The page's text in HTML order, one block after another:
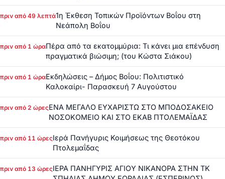
πριν από 49 λεπτά1η Έκθεση Τοπικών Προϊόντων Βοΐου στη
Νεάπολη Βοΐου
πριν από 1 ώραΠέρα από τα εκατομμύρια: Τι κάνει μια επένδυση
πραγματικά βιώσιμη; (του Κώστα Σιάκου)
πριν από 1 ώραΕκδηλώσεις – Δήμος Βοΐου: Πολιτιστικό
Καλοκαίρι- Παρασκευή 7 Αυγούστου
πριν από 2 ώρεςΕΝΑ ΜΕΓΑΛΟ ΕΥΧΑΡΙΣΤΩ ΣΤΟ ΜΠΟΔΟΣΑΚΕΙΟ
ΝΟΣΟΚΟΜΕΙΟ ΚΑΙ ΣΤΟ ΕΚΑΒ ΠΤΟΛΕΜΑΪΔΑΣ
πριν από 11 ώρεςΙερά Πανήγυρις Κοιμήσεως της Θεοτόκου
Πτολεμαΐδας
πριν από 13 ώρεςΙΕΡΑ ΠΑΝΗΓΥΡΙΣ ΑΓΙΟΥ ΝΙΚΑΝΟΡΑ ΣΤΗΝ ΤΚ